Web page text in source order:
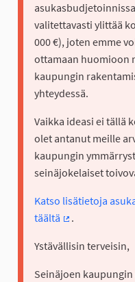
valitettavasti ylittää
000 €), joten emme
ottamaan huomioon
kaupungin
yhteydessä.
Vaikka ideasi ei tällä
olet antanut meille
kaupungin
seinäjokelaiset
Katso lisätietoja
täältä
.
Ystävällisin terveisin,
Seinäjoen